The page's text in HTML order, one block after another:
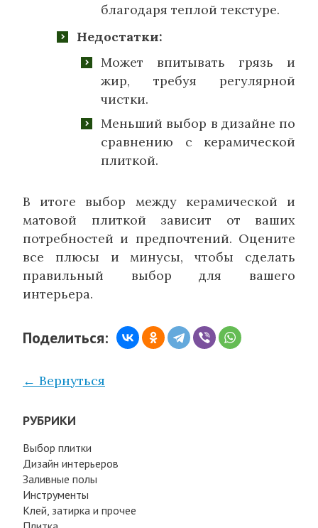
благодаря теплой текстуре.
Недостатки:
Может впитывать грязь и
жир, требуя регулярной
чистки.
Меньший выбор в дизайне по
сравнению с керамической
плиткой.
В итоге выбор между керамической и
матовой плиткой зависит от ваших
потребностей и предпочтений. Оцените
все плюсы и минусы, чтобы сделать
правильный выбор для вашего
интерьера.
Поделиться:
← Вернуться
РУБРИКИ
Выбор плитки
Дизайн интерьеров
Заливные полы
Инструменты
Клей, затирка и прочее